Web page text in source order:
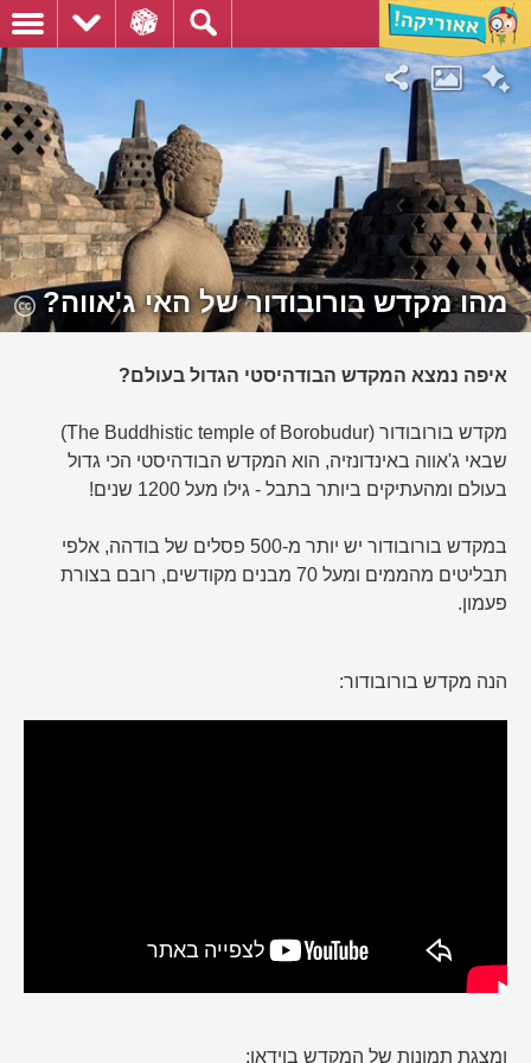
מהו מקדש בורובודור של האי ג'אווה?
איפה נמצא המקדש הבודהיסטי הגדול בעולם?
מקדש בורובודור (The Buddhistic temple of Borobudur)
שבאי ג'אווה באינדונזיה, הוא המקדש הבודהיסטי הכי גדול
בעולם ומהעתיקים ביותר בתבל - גילו מעל 1200 שנים!
במקדש בורובודור יש יותר מ-500 פסלים של בודהה, אלפי
תבליטים מהממים ומעל 70 מבנים מקודשים, רובם בצורת
פעמון.
הנה מקדש בורובודור:
ומצגת תמונות של המקדש בוידאו: